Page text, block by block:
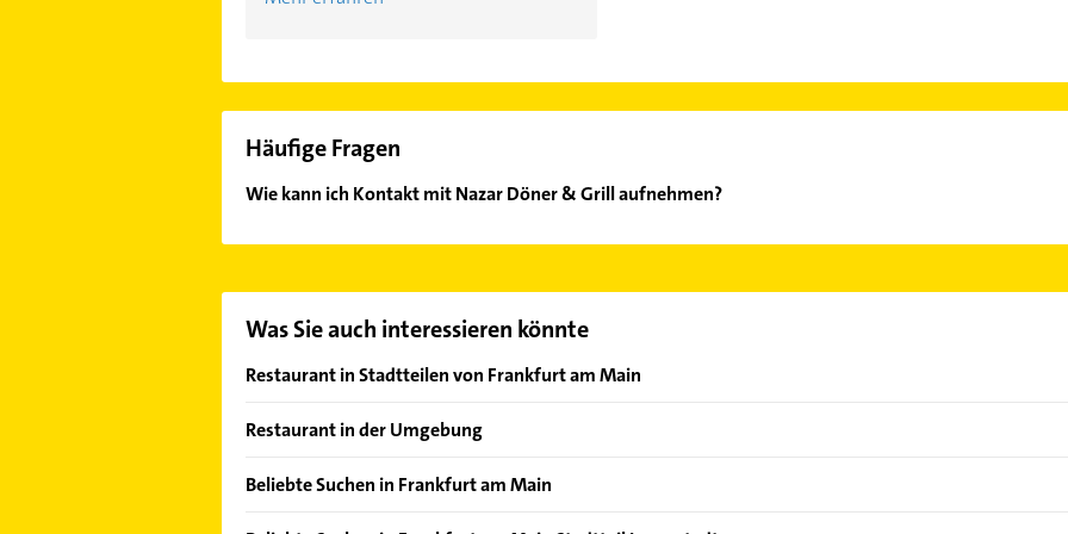
Häufige Fragen
Wie kann ich Kontakt mit Nazar Döner & Grill aufnehmen?
Was Sie auch interessieren könnte
Restaurant in Stadtteilen von Frankfurt am Main
Altstadt
Bergen-Enkheim
Restaurant in der Umgebung
Offenbach am Main
Beliebte Suchen in Frankfurt am Main
Schreiner